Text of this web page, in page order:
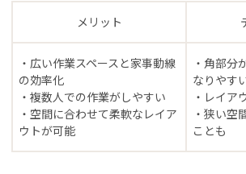
メリット
・広い作業スペースと家事動線
の効率化
・複数人での作業がしやすい
・空間に合わせて柔軟なレイア
ウトが可能
・角部分
なりやす
・レイア
・狭い空
ことも